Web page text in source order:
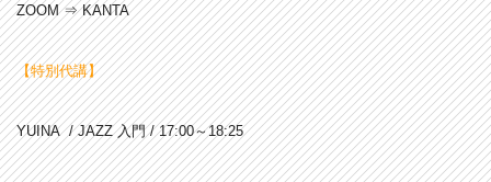
ZOOM ⇒ KANTA
【特別代講】
YUINA / JAZZ 入門 / 17:00～18:25